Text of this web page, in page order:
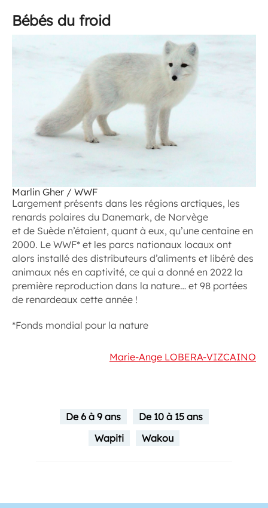
Bébés du froid
Marlin Gher / WWF
Largement présents dans les régions arctiques, les
renards polaires du Danemark, de Norvège
et de Suède n’étaient, quant à eux, qu’une centaine en
2000. Le WWF* et les parcs nationaux locaux ont
alors installé des distributeurs d’aliments et libéré des
animaux nés en captivité, ce qui a donné en 2022 la
première reproduction dans la nature… et 98 portées
de renardeaux cette année !
*Fonds mondial pour la nature
Marie-Ange LOBERA-VIZCAINO
De 6 à 9 ans
De 10 à 15 ans
Wapiti
Wakou